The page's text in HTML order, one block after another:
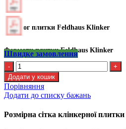
Каталог плитки Feldhaus Klinker
Формати плитки Feldhaus Klinker
Швидке замовлення
Kлінкерна
плитка
Feldhaus
R
943
DF11
кількість
Додати у кошик
Порівняння
Додати до списку бажань
Розмірна сітка клінкерної плитки